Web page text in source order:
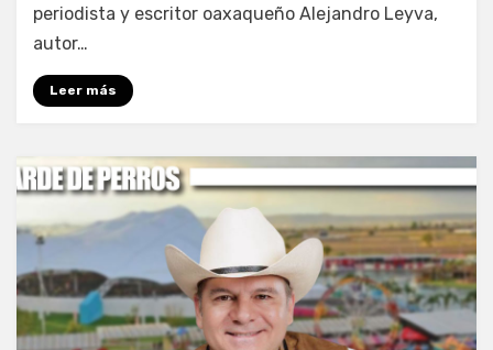
periodista y escritor oaxaqueño Alejandro Leyva,
autor…
Leer más